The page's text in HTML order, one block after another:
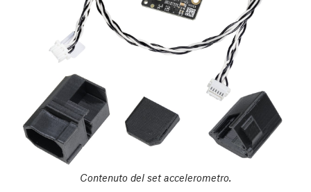
Contenuto del set accelerometro.